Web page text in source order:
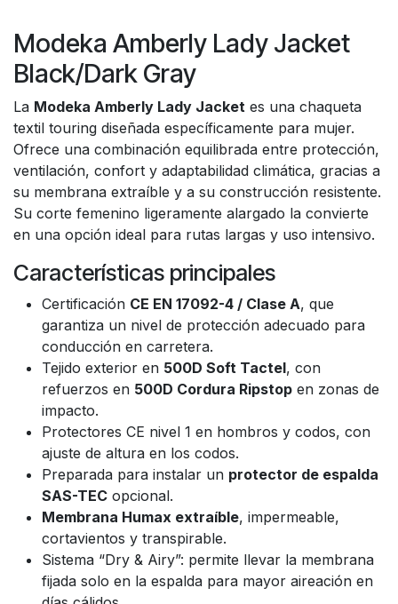
Modeka Amberly Lady Jacket
Black/Dark Gray
La Modeka Amberly Lady Jacket es una chaqueta
textil touring diseñada específicamente para mujer.
Ofrece una combinación equilibrada entre protección,
ventilación, confort y adaptabilidad climática, gracias a
su membrana extraíble y a su construcción resistente.
Su corte femenino ligeramente alargado la convierte
en una opción ideal para rutas largas y uso intensivo.
Características principales
Certificación CE EN 17092-4 / Clase A, que
garantiza un nivel de protección adecuado para
conducción en carretera.
Tejido exterior en 500D Soft Tactel, con
refuerzos en 500D Cordura Ripstop en zonas de
impacto.
Protectores CE nivel 1 en hombros y codos, con
ajuste de altura en los codos.
Preparada para instalar un protector de espalda
SAS-TEC opcional.
Membrana Humax extraíble, impermeable,
cortavientos y transpirable.
Sistema “Dry & Airy”: permite llevar la membrana
fijada solo en la espalda para mayor aireación en